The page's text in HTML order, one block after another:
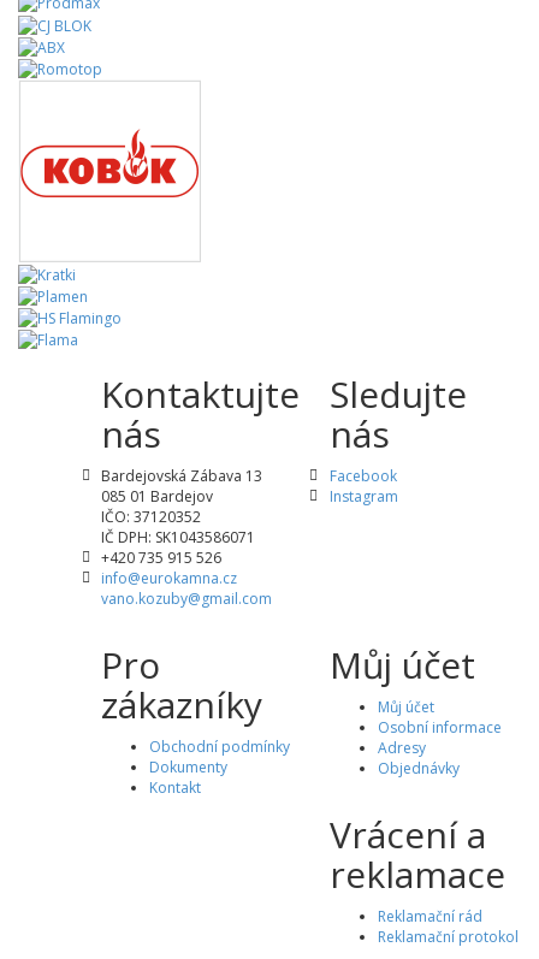
Kontaktujte
nás
Bardejovská Zábava 13
085 01 Bardejov
IČO: 37120352
IČ DPH: SK1043586071
+420 735 915 526
info@eurokamna.cz
vano.kozuby@gmail.com
Sledujte
nás
Facebook
Instagram
Pro
zákazníky
Obchodní podmínky
Dokumenty
Kontakt
Můj účet
Můj účet
Osobní informace
Adresy
Objednávky
Vrácení a
reklamace
Reklamační rád
Reklamační protokol